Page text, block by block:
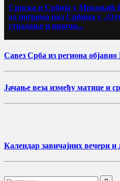
Српска и Србија у Мркоњић
од погрома над Србима у
страдање и прогон...
Савез Срба из региона
Јачање веза између матице и
Календар завичајних вечери и